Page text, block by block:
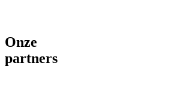
Onze
partners